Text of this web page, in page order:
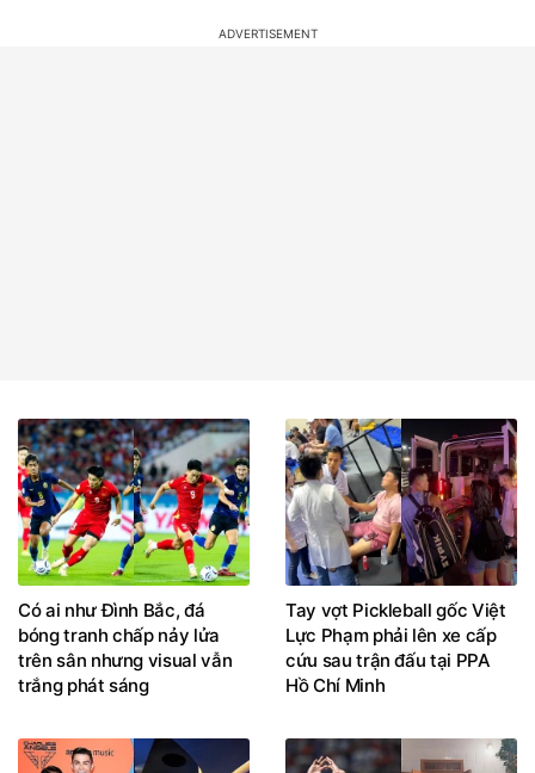
Có ai như Đình Bắc, đá
bóng tranh chấp nảy lửa
trên sân nhưng visual vẫn
trắng phát sáng
Tay vợt Pickleball gốc Việt
Lực Phạm phải lên xe cấp
cứu sau trận đấu tại PPA
Hồ Chí Minh